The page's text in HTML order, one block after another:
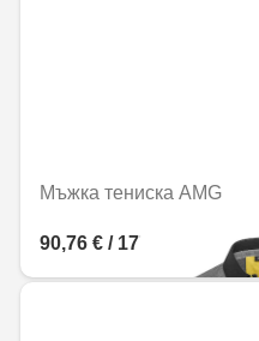
Мъжка тениска AMG
90,76 € / 177,50 лв.